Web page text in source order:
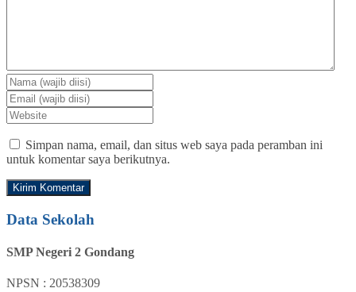
Simpan nama, email, dan situs web saya pada peramban ini
untuk komentar saya berikutnya.
Data Sekolah
SMP Negeri 2 Gondang
NPSN : 20538309